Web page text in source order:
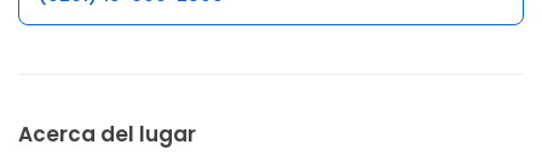
Acerca del lugar